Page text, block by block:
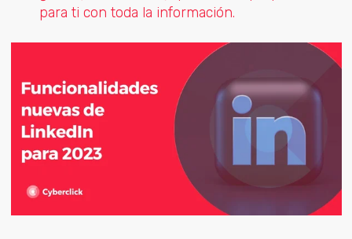
para ti con toda la información.